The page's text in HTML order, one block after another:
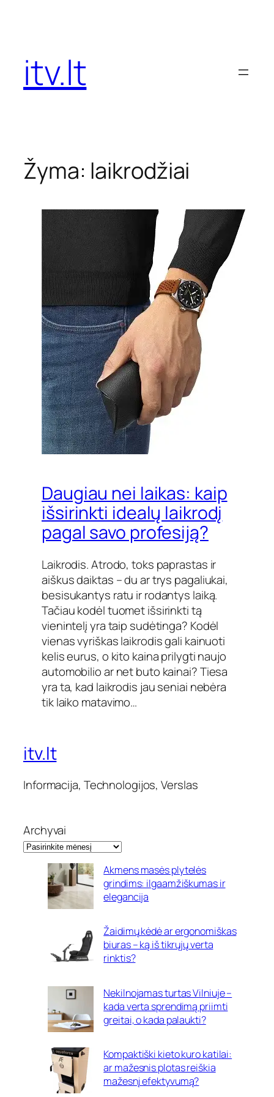
itv.lt
Žyma: laikrodžiai
Daugiau nei laikas: kaip
išsirinkti idealų laikrodį
pagal savo profesiją?
Laikrodis. Atrodo, toks paprastas ir
aiškus daiktas – du ar trys pagaliukai,
besisukantys ratu ir rodantys laiką.
Tačiau kodėl tuomet išsirinkti tą
vienintelį yra taip sudėtinga? Kodėl
vienas vyriškas laikrodis gali kainuoti
kelis eurus, o kito kaina prilygti naujo
automobilio ar net buto kainai? Tiesa
yra ta, kad laikrodis jau seniai nebėra
tik laiko matavimo…
itv.lt
Informacija, Technologijos, Verslas
Archyvai
Akmens masės plytelės
grindims: ilgaamžiškumas ir
elegancija
Žaidimų kėdė ar ergonomiškas
biuras – ką iš tikrųjų verta
rinktis?
Nekilnojamas turtas Vilniuje –
kada verta sprendimą priimti
greitai, o kada palaukti?
Kompaktiški kieto kuro katilai:
ar mažesnis plotas reiškia
mažesnį efektyvumą?